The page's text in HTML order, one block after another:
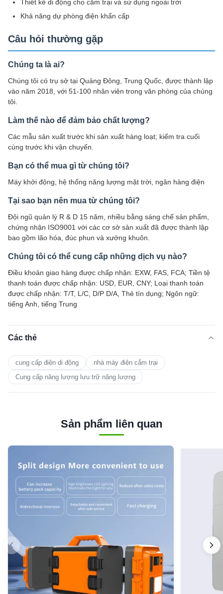
Thiết kế di động cho cắm trại và sử dụng ngoài trời
Khả năng dự phòng điện khẩn cấp
Câu hỏi thường gặp
Chúng ta là ai?
Chúng tôi có trụ sở tại Quảng Đông, Trung Quốc, được thành lập
vào năm 2018, với 51-100 nhân viên trong văn phòng của chúng
tôi.
Làm thế nào để đảm bảo chất lượng?
Các mẫu sản xuất trước khi sản xuất hàng loạt; kiểm tra cuối
cùng trước khi vận chuyển.
Bạn có thể mua gì từ chúng tôi?
Máy khởi động, hệ thống năng lượng mặt trời, ngân hàng điện
Tại sao bạn nên mua từ chúng tôi?
Đội ngũ quản lý R & D 15 năm, nhiều bằng sáng chế sản phẩm,
chứng nhận ISO9001 với các cơ sở sản xuất đã được thành lập
bao gồm lão hóa, đúc phun và xưởng khuôn.
Chúng tôi có thể cung cấp những dịch vụ nào?
Điều khoản giao hàng được chấp nhận: EXW, FAS, FCA; Tiền tệ
thanh toán được chấp nhận: USD, EUR, CNY; Loại thanh toán
được chấp nhận: T/T, L/C, D/P D/A, Thẻ tín dụng; Ngôn ngữ:
tiếng Anh, tiếng Trung
Các thẻ
cung cấp điện di động
nhà máy điện cắm trại
Cung cấp năng lượng lưu trữ năng lượng
Sản phẩm liên quan